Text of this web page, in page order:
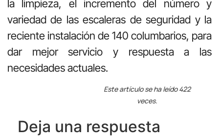
la limpieza, el incremento del número y
variedad de las escaleras de seguridad y la
reciente instalación de 140 columbarios, para
dar mejor servicio y respuesta a las
necesidades actuales.
Este artículo se ha leído 422
veces.
Deja una respuesta